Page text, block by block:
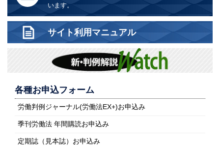
います。
サイト利用マニュアル
各種お申込フォーム
労働判例ジャーナル(労働法EX+)お申込み
季刊労働法 年間購読お申込み
定期誌（見本誌）お申込み